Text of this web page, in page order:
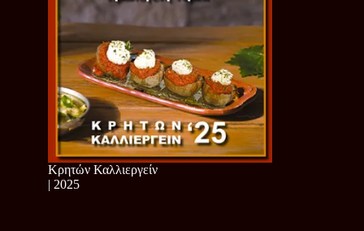
Κρητών Καλλιεργείν
| 2025